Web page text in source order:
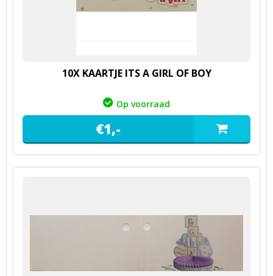
10X KAARTJE ITS A GIRL OF BOY
Op voorraad
€1,-